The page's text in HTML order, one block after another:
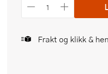
Frakt og klikk &